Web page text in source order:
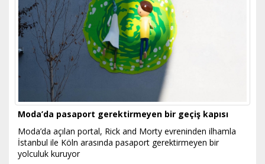
Moda’da pasaport gerektirmeyen bir geçiş kapısı
Moda’da açılan portal, Rick and Morty evreninden ilhamla
İstanbul ile Köln arasında pasaport gerektirmeyen bir
yolculuk kuruyor